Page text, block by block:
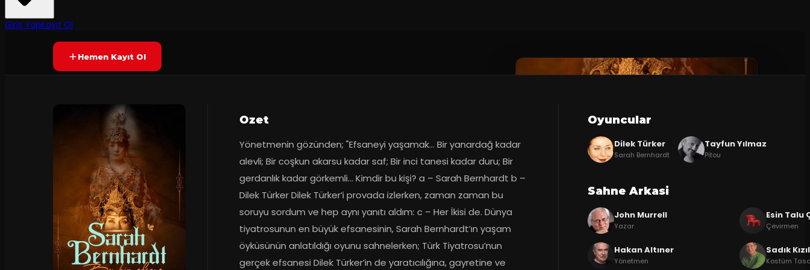
Giriş YapKayıt OlYAKINDA
Hemen Kayıt Ol
Ozet
Yönetmenin gözünden; "Efsaneyi yaşamak… Bir yanardağ kadar
alevli; Bir coşkun akarsu kadar saf; Bir inci tanesi kadar duru; Bir
gerdanlık kadar görkemli… Kimdir bu kişi? a – Sarah Bernhardt b –
Dilek Türker Dilek Türker’i provada izlerken, zaman zaman bu
soruyu sordum ve hep aynı yanıtı aldım: c – Her İkisi de. Dünya
tiyatrosunun en büyük efsanesinin, Sarah Bernhardt’ın yaşam
öyküsünün anlatıldığı oyunu sahnelerken; Türk Tiyatrosu’nun
gerçek efsanesi Dilek Türker’in de yaratıcılığına, gayretine ve
Oyuncular
Dilek Türker
Sarah Bernhardt
Tayfun Yılmaz
Pitou
Sahne Arkasi
John Murrell
Yazar
Esin Talu
Çevirmen
Hakan Altıner
Yönetmen
Sadık
Kostüm